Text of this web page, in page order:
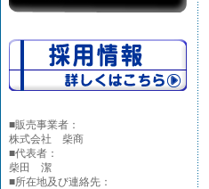
■販売事業者：
株式会社 柴商
■代表者：
柴田 潔
■所在地及び連絡先：